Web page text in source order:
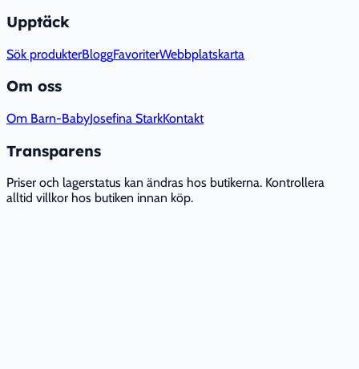
Upptäck
Sök produkterBloggFavoriterWebbplatskarta
Om oss
Om Barn-BabyJosefina StarkKontakt
Transparens
Priser och lagerstatus kan ändras hos butikerna. Kontrollera
alltid villkor hos butiken innan köp.